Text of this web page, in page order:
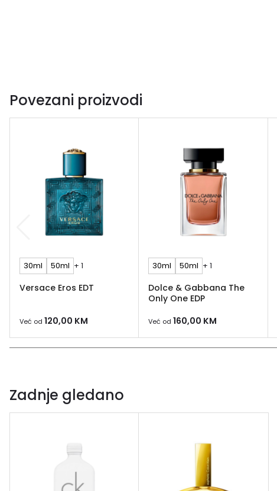
Povezani proizvodi
30ml 50ml + 1
Versace Eros EDT
Već od 120,00 KM
30ml 50ml + 1
Dolce & Gabbana The
Only One EDP
Već od 160,00 KM
Zadnje gledano